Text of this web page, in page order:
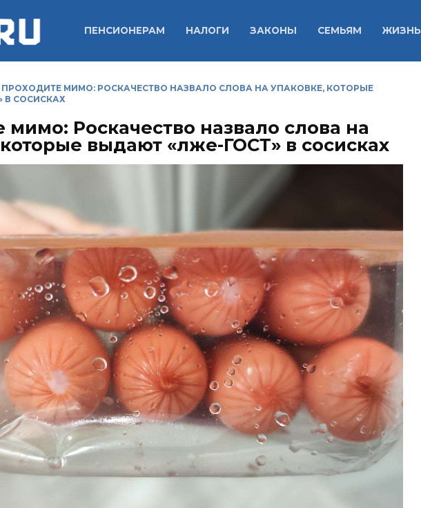
ПЕНСИОНЕРАМ НАЛОГИ ЗАКОНЫ СЕМЬЯМ ЖИЗНЬ
ПРОХОДИТЕ МИМО: РОСКАЧЕСТВО НАЗВАЛО СЛОВА НА УПАКОВКЕ, КОТОРЫЕ
В СОСИСКАХ
мимо: Роскачество назвало слова на
выдают «лже-ГОСТ» в сосисках